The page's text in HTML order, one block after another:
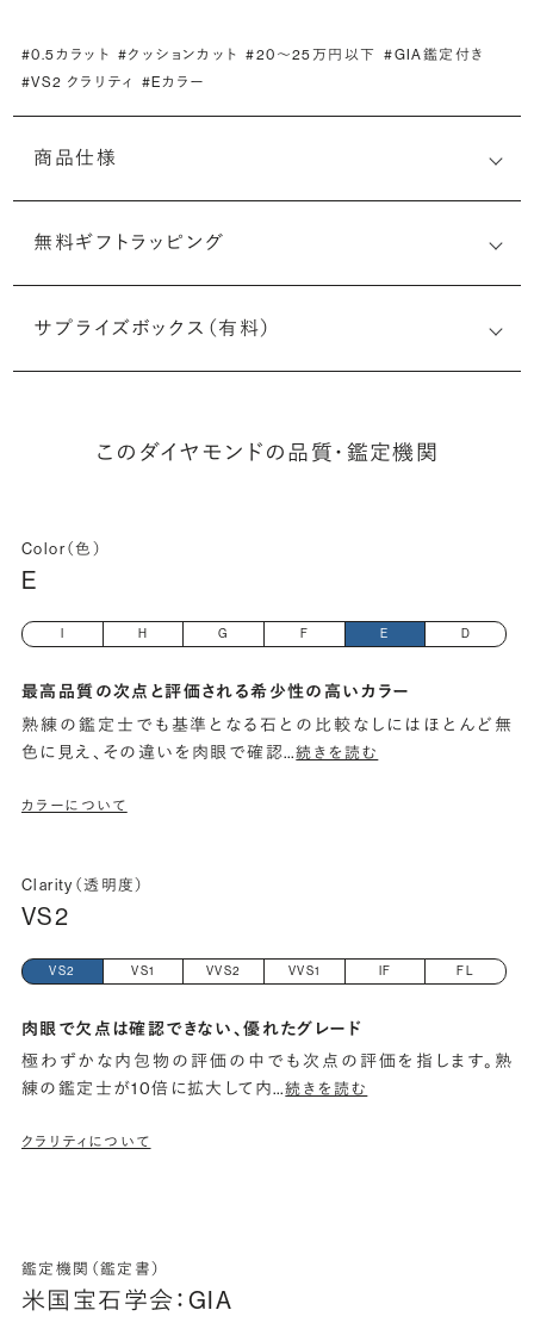
#0.5カラット #クッションカット #20〜25万円以下 #GIA鑑定付き
#VS2 クラリティ
#Eカラー
商品仕様
無料ギフトラッピング
サプライズボックス（有料）
このダイヤモンドの品質・鑑定機関
Color（色）
E
H G F E D
最高品質の次点と評価される希少性の高いカラー
熟練の鑑定士でも基準となる石との比較なしにはほとんど無
色に見え、その違いを肉眼で確認…続きを読む
カラーについて
Clarity（透明度）
VS2
VS2 VS1 VVS2 VVS1 IF FL
肉眼で欠点は確認できない、優れたグレード
極わずかな内包物の評価の中でも次点の評価を指します。熟
練の鑑定士が10倍に拡大して内…続きを読む
クラリティについて
鑑定機関（鑑定書）
米国宝石学会：GIA